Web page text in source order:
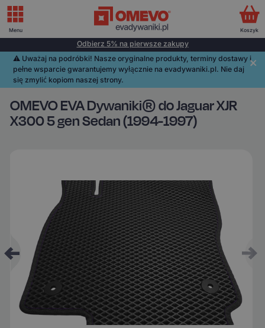
Odbierz 5% na pierwsze zakupy
⚠️️ Uważaj na podróbki! Nasze oryginalne produkty, terminy dostawy i
pełne wsparcie gwarantujemy wyłącznie na evadywaniki.pl. Nie daj
się zmylić kopiom naszej strony.
OMEVO EVA Dywaniki® do Jaguar XJR
X300 5 gen Sedan (1994-1997)
Menu Koszyk